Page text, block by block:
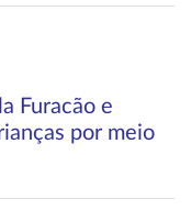
Furacão e
por meio